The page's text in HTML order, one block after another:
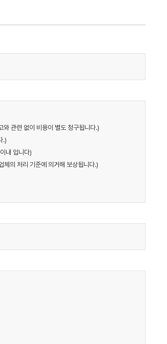
관련 없이 비용이 별도 청구됩니다.)
.)
내 입니다)
의 처리 기준에 의거해 보상됩니다.)